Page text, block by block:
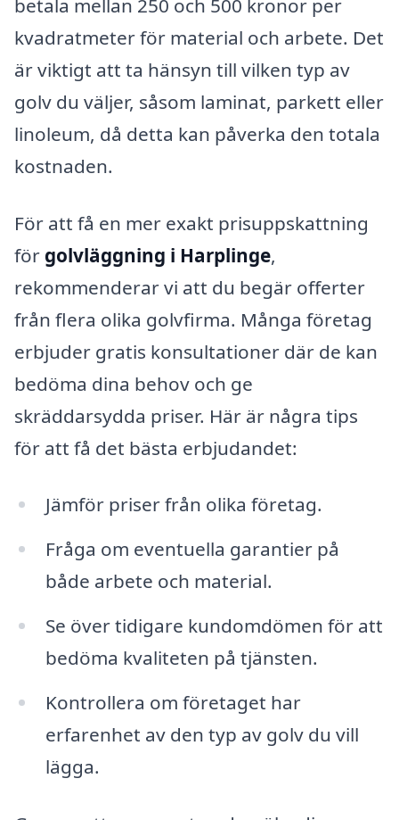
betala mellan 250 och 500 kronor per
kvadratmeter för material och arbete. Det
är viktigt att ta hänsyn till vilken typ av
golv du väljer, såsom laminat, parkett eller
linoleum, då detta kan påverka den totala
kostnaden.
För att få en mer exakt prisuppskattning
för golvläggning i Harplinge,
rekommenderar vi att du begär offerter
från flera olika golvfirma. Många företag
erbjuder gratis konsultationer där de kan
bedöma dina behov och ge
skräddarsydda priser. Här är några tips
för att få det bästa erbjudandet:
Jämför priser från olika företag.
Fråga om eventuella garantier på
både arbete och material.
Se över tidigare kundomdömen för att
bedöma kvaliteten på tjänsten.
Kontrollera om företaget har
erfarenhet av den typ av golv du vill
lägga.